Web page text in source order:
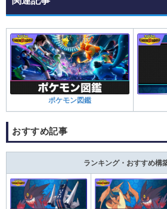
ポケモン図鑑
おすすめ記事
ランキング・おすすめ構